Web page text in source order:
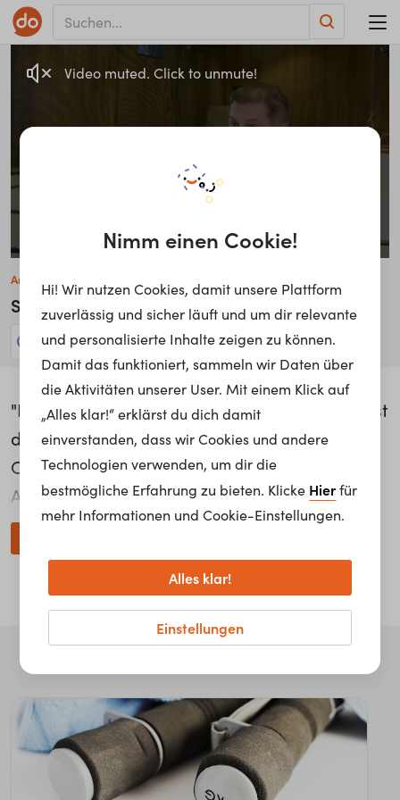
Video muted. Click to unmute!
Anton Walch
Skills-Coach
9 Jobs anzeigen!
"Das individuelle Arbeiten mit den Spielern" ist
die Essenz der Arbeit von Anton Walch, Skills
Coach für Eishockey bei der Red Bull
Akademie. Da er selbst aus dem Ski-Bereich
kommt, sieht er es als Vorteil einen unüblichen
Blickwinkel auf die Arbeit seiner Spieler zu
haben, so kann er "den Einzelnen ganz anders
bewerten und beobachten".
Nimm einen Cookie!
Hi! Wir nutzen Cookies, damit unsere Plattform
zuverlässig und sicher läuft und um dir relevante
und personalisierte Inhalte zeigen zu können.
Damit das funktioniert, sammeln wir Daten über
die Aktivitäten unserer User. Mit einem Klick auf
„Alles klar!“ erklärst du dich damit
einverstanden, dass wir Cookies und andere
Technologien verwenden, um dir die
bestmögliche Erfahrung zu bieten. Klicke Hierfür
mehr Informationen und Cookie-Einstellungen.
Einstellungen
Alles klar!